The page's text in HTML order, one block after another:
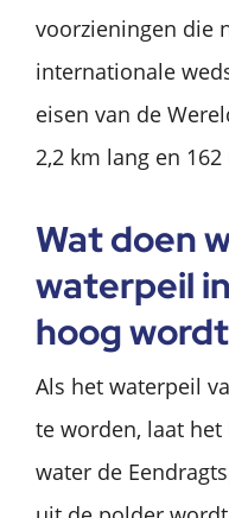
voorzieningen die
internationale
eisen van de
2,2 km lang en
Wat doen
waterpeil
hoog wordt
Als het waterpeil
te worden, laat
water de